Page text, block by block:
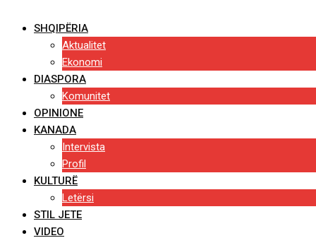
SHQIPËRIA
Aktualitet
Ekonomi
DIASPORA
Komunitet
OPINIONE
KANADA
Intervista
Profil
KULTURË
Letërsi
STIL JETE
VIDEO